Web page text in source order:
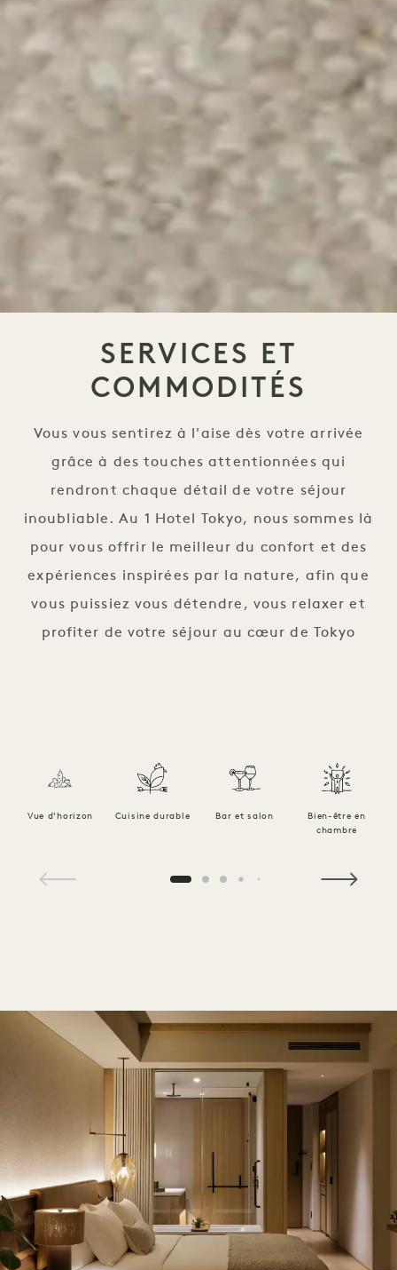
SERVICES ET
COMMODITÉS
Vous vous sentirez à l'aise dès votre arrivée
grâce à des touches attentionnées qui
rendront chaque détail de votre séjour
inoubliable. Au 1 Hotel Tokyo, nous sommes là
pour vous offrir le meilleur du confort et des
expériences inspirées par la nature, afin que
vous puissiez vous détendre, vous relaxer et
profiter de votre séjour au cœur de Tokyo
Vue d'horizon Cuisine durable Bar et salon
Bien-être en
chambre